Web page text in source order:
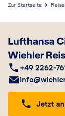
Zur Startseite
Lufthansa
Wiehler
+49 2262-
Jetzt